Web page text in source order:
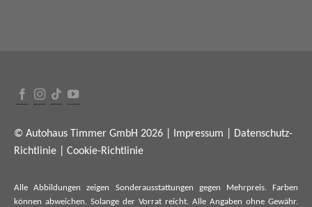
© Autohaus Timmer GmbH 2026 | Impressum
Datenschutz-
Richtlinie
Cookie-Richtlinie
Alle Abbildungen zeigen Sonderausstattungen gegen Mehrpreis. Farben
können abweichen. Solange der Vorrat reicht. Alle Angaben ohne Gewähr.